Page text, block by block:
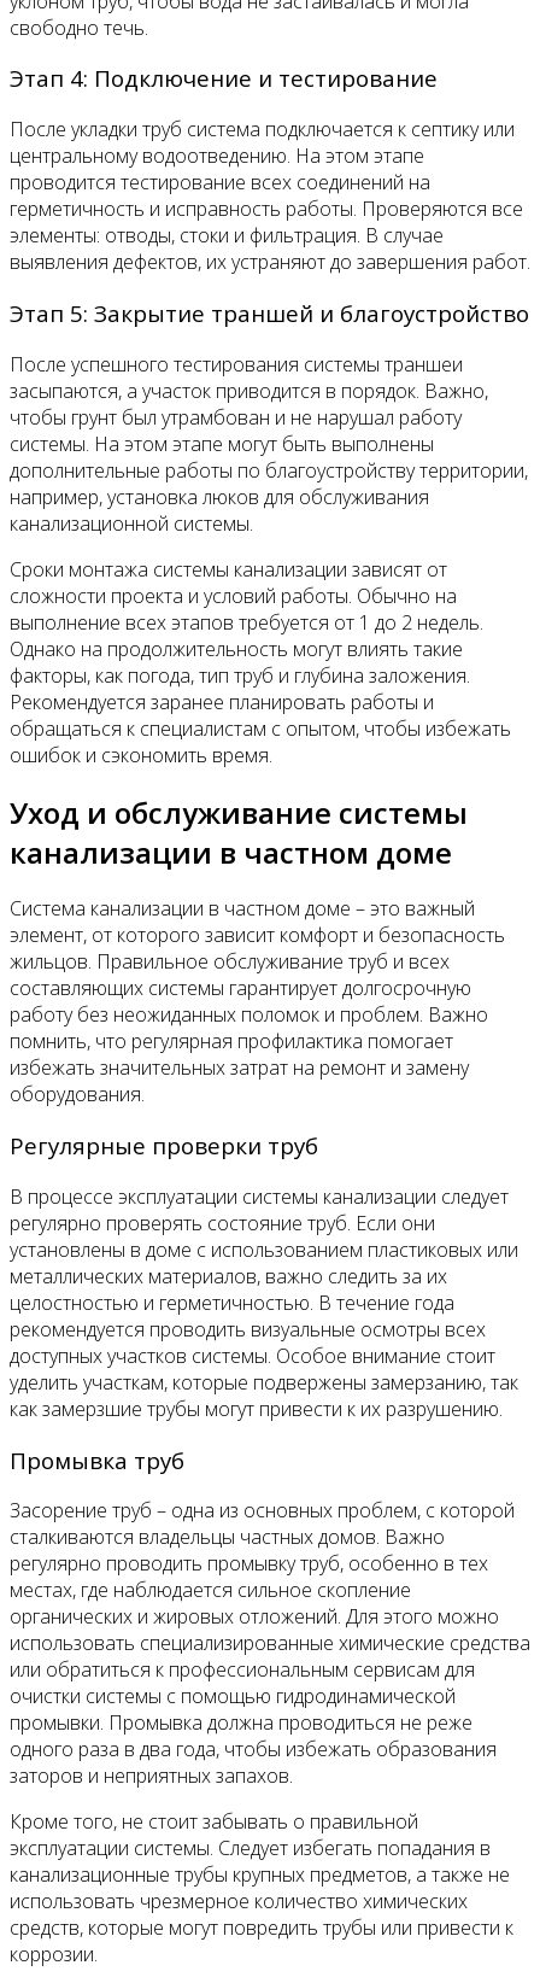
свободно течь.
Этап 4: Подключение и тестирование
После укладки труб система подключается к септику или
центральному водоотведению. На этом этапе
проводится тестирование всех соединений на
герметичность и исправность работы. Проверяются все
элементы: отводы, стоки и фильтрация. В случае
выявления дефектов, их устраняют до завершения работ.
Этап 5: Закрытие траншей и благоустройство
После успешного тестирования системы траншеи
засыпаются, а участок приводится в порядок. Важно,
чтобы грунт был утрамбован и не нарушал работу
системы. На этом этапе могут быть выполнены
дополнительные работы по благоустройству территории,
например, установка люков для обслуживания
канализационной системы.
Сроки монтажа системы канализации зависят от
сложности проекта и условий работы. Обычно на
выполнение всех этапов требуется от 1 до 2 недель.
Однако на продолжительность могут влиять такие
факторы, как погода, тип труб и глубина заложения.
Рекомендуется заранее планировать работы и
обращаться к специалистам с опытом, чтобы избежать
ошибок и сэкономить время.
Уход и обслуживание системы
канализации в частном доме
Система канализации в частном доме – это важный
элемент, от которого зависит комфорт и безопасность
жильцов. Правильное обслуживание труб и всех
составляющих системы гарантирует долгосрочную
работу без неожиданных поломок и проблем. Важно
помнить, что регулярная профилактика помогает
избежать значительных затрат на ремонт и замену
оборудования.
Регулярные проверки труб
В процессе эксплуатации системы канализации следует
регулярно проверять состояние труб. Если они
установлены в доме с использованием пластиковых или
металлических материалов, важно следить за их
целостностью и герметичностью. В течение года
рекомендуется проводить визуальные осмотры всех
доступных участков системы. Особое внимание стоит
уделить участкам, которые подвержены замерзанию, так
как замерзшие трубы могут привести к их разрушению.
Промывка труб
Засорение труб – одна из основных проблем, с которой
сталкиваются владельцы частных домов. Важно
регулярно проводить промывку труб, особенно в тех
местах, где наблюдается сильное скопление
органических и жировых отложений. Для этого можно
использовать специализированные химические средства
или обратиться к профессиональным сервисам для
очистки системы с помощью гидродинамической
промывки. Промывка должна проводиться не реже
одного раза в два года, чтобы избежать образования
заторов и неприятных запахов.
Кроме того, не стоит забывать о правильной
эксплуатации системы. Следует избегать попадания в
канализационные трубы крупных предметов, а также не
использовать чрезмерное количество химических
средств, которые могут повредить трубы или привести к
коррозии.